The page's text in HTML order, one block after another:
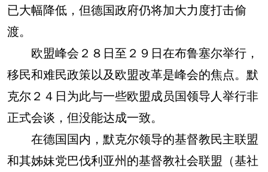
已大幅降低，但德国政府仍将加大力度打击偷
渡。
欧盟峰会２８日至２９日在布鲁塞尔举行，
移民和难民政策以及欧盟改革是峰会的焦点。默
克尔２４日为此与一些欧盟成员国领导人举行非
正式会谈，但没能达成一致。
在德国国内，默克尔领导的基督教民主联盟
和其姊妹党巴伐利亚州的基督教社会联盟（基社